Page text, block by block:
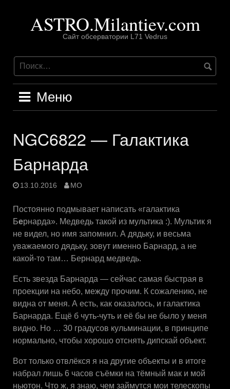
содержимомуASTRO.Milantiev.com
Сайт обсерватории L71 Vedrus
Меню
NGC6822 — Галактика
Барнарда
13.10.2016 MO
Постоянно подмывает написать «галактика
Бернарда». Медведь такой из мультика :). Мультик я
не видел, но имя запомнил. А дядьку, и весьма
уважаемого дядьку, зовут именно Барнард, а не
какой-то там… Бернард медведь.
Есть звезда Барнарда — сейчас самая быстрая в
проекции на небо, между прочим. К сожалению, не
видна от меня. А есть, как оказалось, и галактика
Барнарда. Ещё б чуть-чуть и её бы не было у меня
видно. Но … 30 градусов кульминации, в принципе
нормально, чтобы хорошо отснять дипскай объект.
Вот только отвлёкся я на другие объекты и в итоге
набрал лишь 6 часов съёмки на тёмный мак и мой
ньютон. Что ж, я знаю, чем займутся мои телескопы